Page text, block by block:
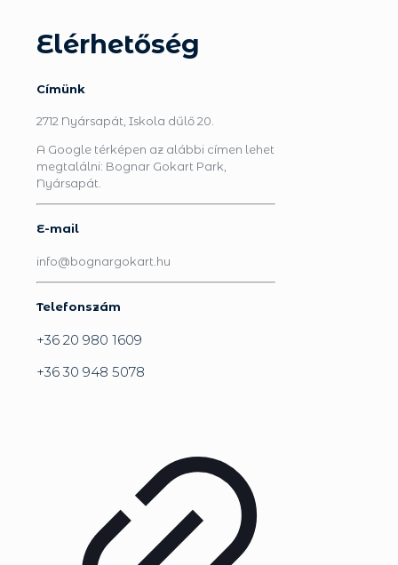
Elérhetőség
Címünk
2712 Nyársapát, Iskola dűlő 20.
A Google térképen az alábbi címen lehet
megtalálni: Bognar Gokart Park,
Nyársapát.
E-mail
info@bognargokart.hu
Telefonszám
+36 20 980 1609
+36 30 948 5078